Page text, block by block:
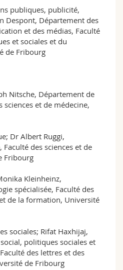
publiques, publicité,
Despont, Département des
et des médias, Faculté
et sociales et du
de Fribourg
Nitsche, Département de
sciences et de médecine,
Dr Albert Ruggi,
des sciences et de
Fribourg
Kleinheinz,
spécialisée, Faculté des
de la formation, Université
sociales; Rifat Haxhijaj,
politiques sociales et
des lettres et des
de Fribourg